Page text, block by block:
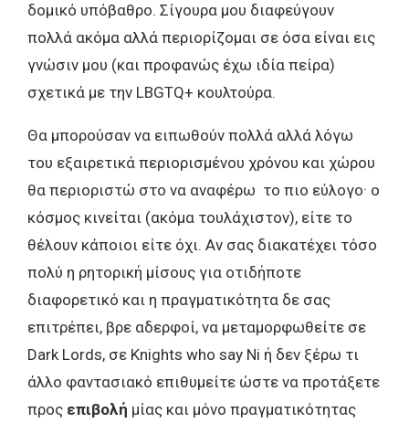
δομικό υπόβαθρο. Σίγουρα μου διαφεύγουν
πολλά ακόμα αλλά περιορίζομαι σε όσα είναι εις
γνώσιν μου (και προφανώς έχω ιδία πείρα)
σχετικά με την LBGTQ+ κουλτούρα.
Θα μπορούσαν να ειπωθούν πολλά αλλά λόγω
του εξαιρετικά περιορισμένου χρόνου και χώρου
θα περιοριστώ στο να αναφέρω το πιο εύλογο· ο
κόσμος κινείται (ακόμα τουλάχιστον), είτε το
θέλουν κάποιοι είτε όχι. Αν σας διακατέχει τόσο
πολύ η ρητορική μίσους για οτιδήποτε
διαφορετικό και η πραγματικότητα δε σας
επιτρέπει, βρε αδερφοί, να μεταμορφωθείτε σε
Dark Lords, σε Knights who say Ni ή δεν ξέρω τι
άλλο φαντασιακό επιθυμείτε ώστε να προτάξετε
προς επιβολή μίας και μόνο πραγματικότητας